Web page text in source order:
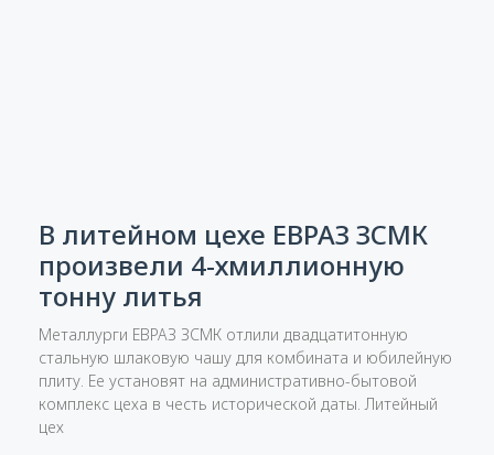
В литейном цехе ЕВРАЗ ЗСМК
произвели 4-хмиллионную
тонну литья
Металлурги ЕВРАЗ ЗСМК отлили двадцатитонную
стальную шлаковую чашу для комбината и юбилейную
плиту. Ее установят на административно-бытовой
комплекс цеха в честь исторической даты. Литейный
цех